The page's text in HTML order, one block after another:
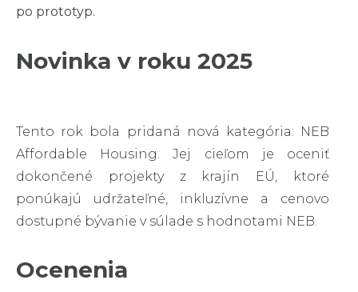
po prototyp.
Novinka v roku 2025
Tento rok bola pridaná nová kategória: NEB
Affordable Housing. Jej cieľom je oceniť
dokončené projekty z krajín EÚ, ktoré
ponúkajú udržateľné, inkluzívne a cenovo
dostupné bývanie v súlade s hodnotami NEB.
Ocenenia